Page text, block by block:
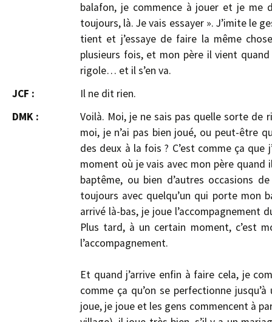
balafon, je commence à jouer et je me
toujours, là. Je vais essayer ». J’imite le
tient et j’essaye de faire la même
plusieurs fois, et mon père il vient
rigole… et il s’en va.
JCF :
Il ne dit rien.
DMK :
Voilà. Moi, je ne sais pas quelle sorte de
moi, je n’ai pas bien joué, ou peut-être
des deux à la fois ? C’est comme ça que
moment où je vais avec mon père quand
baptême, ou bien d’autres occasions
toujours avec quelqu’un qui porte mon
arrivé là-bas, je joue l’accompagnement
Plus tard, à un certain moment, c’est
l’accompagnement.
Et quand j’arrive enfin à faire cela, je
comme ça qu’on se perfectionne
joue, je joue et les gens commencent à